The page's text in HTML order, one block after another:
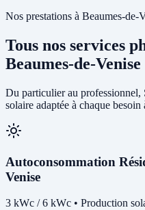
Nos prestations à Beaumes-de-
Tous nos services
Beaumes-de-Venise
Du particulier au
solaire adaptée à chaque besoin
Autoconsommation
Venise
3 kWc / 6 kWc • Production